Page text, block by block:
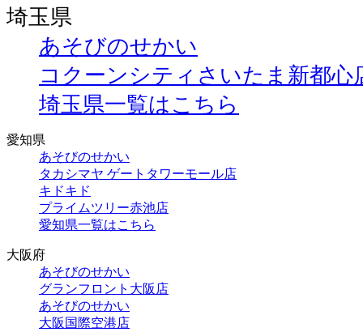
埼玉県
あそびのせかい
コクーンシティさいたま新都心
埼玉県一覧はこちら
愛知県
あそびのせかい
タカシマヤ ゲートタワーモール店
キドキド
プライムツリー赤池店
愛知県一覧はこちら
大阪府
あそびのせかい
グランフロント大阪店
あそびのせかい
大阪国際空港店